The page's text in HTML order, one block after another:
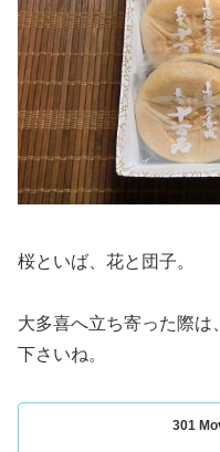
桜といば、花と団子。
大多喜へ立ち寄った際は
下さいね。
301